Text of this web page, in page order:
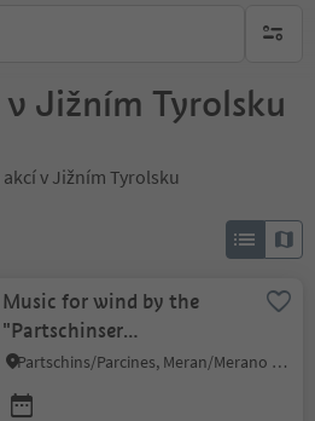
brak
v Jižním Tyrolsku
v Jižním Tyrolsku
Music for wind by the
"Partschinser
Böhmischen" with heart
and momentum
Partschins/Parcines, Meran/Merano and environs